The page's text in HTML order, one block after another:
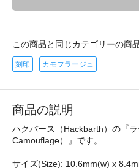
この商品と同じカテゴリーの商
刻印 カモフラージュ
商品の説明
ハクバース（Hackbarth）の『
Camouflage）』です。
サイズ(Size): 10.6mm(w) x